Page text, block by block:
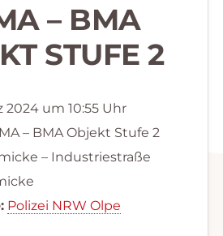
– BMA
STUFE 2
2024 um 10:55 Uhr
– BMA Objekt Stufe 2
– Industriestraße
Polizei NRW Olpe